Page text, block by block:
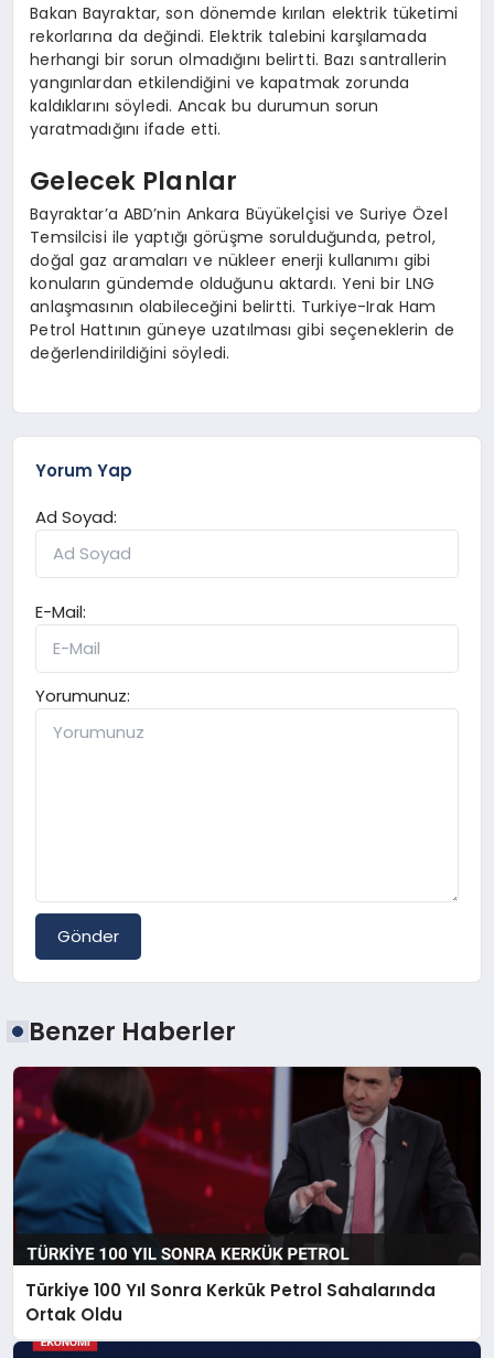
Bakan Bayraktar, son dönemde kırılan elektrik tüketimi
rekorlarına da değindi. Elektrik talebini karşılamada
herhangi bir sorun olmadığını belirtti. Bazı santrallerin
yangınlardan etkilendiğini ve kapatmak zorunda
kaldıklarını söyledi. Ancak bu durumun sorun
yaratmadığını ifade etti.
Gelecek Planlar
Bayraktar’a ABD’nin Ankara Büyükelçisi ve Suriye Özel
Temsilcisi ile yaptığı görüşme sorulduğunda, petrol,
doğal gaz aramaları ve nükleer enerji kullanımı gibi
konuların gündemde olduğunu aktardı. Yeni bir LNG
anlaşmasının olabileceğini belirtti. Turkiye-Irak Ham
Petrol Hattının güneye uzatılması gibi seçeneklerin de
değerlendirildiğini söyledi.
Yorum Yap
Ad Soyad:
E-Mail:
Yorumunuz:
Gönder
Benzer Haberler
Türkiye 100 Yıl Sonra Kerkük Petrol Sahalarında
Ortak Oldu